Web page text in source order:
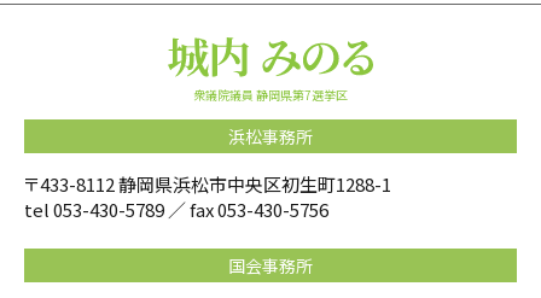
衆議院議員 静岡県第7選挙区
浜松事務所
〒433-8112 静岡県浜松市中央区初生町1288-1
tel053-430-5789 ／ fax 053-430-5756
国会事務所